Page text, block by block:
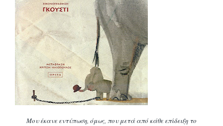
Μου έκανε εντύπωση, όμως, που μετά από κάθε επίδειξη το